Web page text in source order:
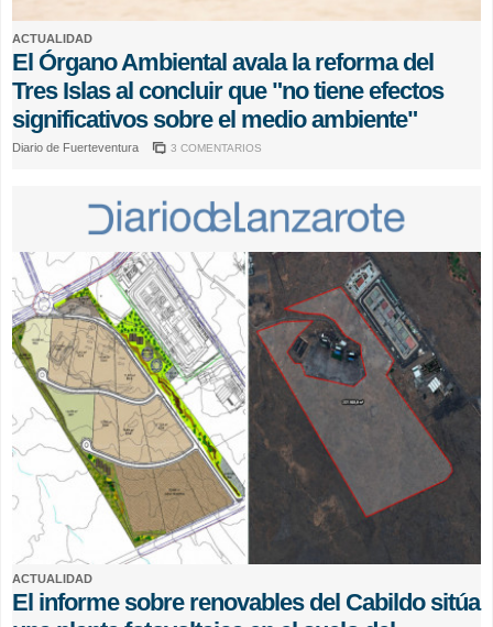
ACTUALIDAD
El Órgano Ambiental avala la reforma del
Tres Islas al concluir que "no tiene efectos
significativos sobre el medio ambiente"
Diario de Fuerteventura 3 COMENTARIOS
ACTUALIDAD
El informe sobre renovables del Cabildo sitúa